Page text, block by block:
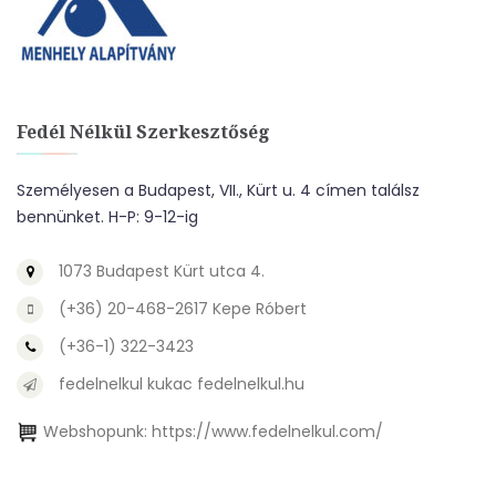
Fedél Nélkül Szerkesztőség
Személyesen a Budapest, VII., Kürt u. 4 címen találsz
bennünket. H-P: 9-12-ig
1073 Budapest Kürt utca 4.
(+36) 20-468-2617 Kepe Róbert
(+36-1) 322-3423
fedelnelkul kukac fedelnelkul.hu
Webshopunk: https://www.fedelnelkul.com/